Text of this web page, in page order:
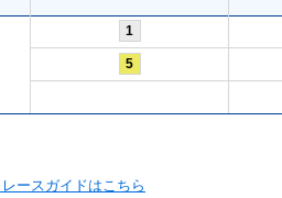
1
5
ースガイドはこちら